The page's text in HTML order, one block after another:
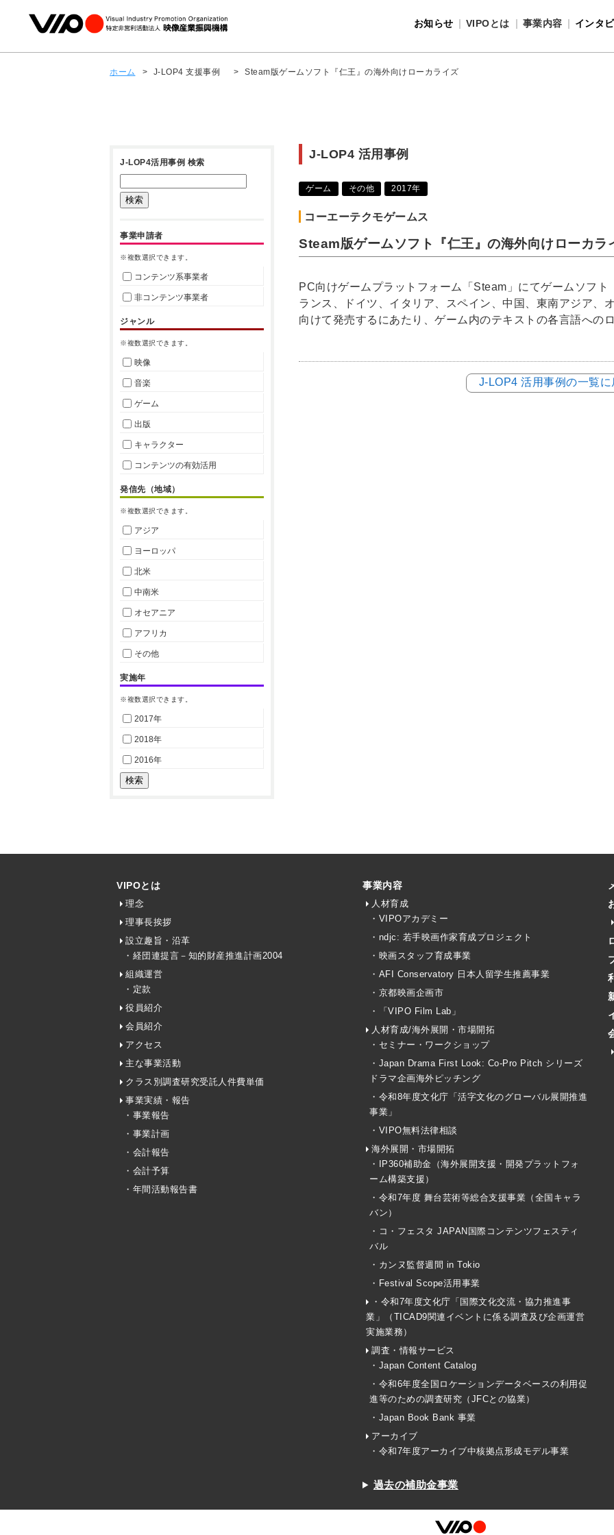
お知らせ VIPOとは
VIPOとは
事業内容
インタ
ホーム > J-LOP4 支援事例 > Steam版ゲームソフト『仁王』の海外向けローカライズ
J-LOP4 活用事例
ゲーム その他 2017年
コーエーテクモゲームス
Steam版ゲームソフト『仁王』の海外向けローカラ
PC向けゲームプラットフォーム「Steam」にてゲームソフ
ランス、ドイツ、イタリア、スペイン、中国、東南アジア、
向けて発売するにあたり、ゲーム内のテキストの各言語への
J-LOP4 活用事例の一覧に
J-LOP4活用事例 検索
事業申請者
※複数選択できます。
コンテンツ系事業者
非コンテンツ事業者
ジャンル
※複数選択できます。
映像
音楽
ゲーム
出版
キャラクター
コンテンツの有効活用
発信先（地域）
※複数選択できます。
アジア
ヨーロッパ
北米
中南米
オセアニア
アフリカ
その他
実施年
※複数選択できます。
2017年
2018年
2016年
VIPOとは
理念
理事長挨拶
設立趣旨・沿革
・経団連提言－知的財産推進計画2004
組織運営
・定款
役員紹介
会員紹介
アクセス
主な事業活動
クラス別調査研究受託人件費単価
事業実績・報告
・事業報告
・事業計画
・会計報告
・会計予算
・年間活動報告書
事業内容
人材育成
・VIPOアカデミー
・ndjc: 若手映画作家育成プロジェクト
・映画スタッフ育成事業
・AFI Conservatory 日本人留学生推薦事業
・京都映画企画市
・「VIPO Film Lab」
人材育成/海外展開・市場開拓
・セミナー・ワークショップ
・Japan Drama First Look: Co-Pro Pitch シリーズ
ドラマ企画海外ピッチング
・令和8年度文化庁「活字文化のグローバル展開推進
事業」
・VIPO無料法律相談
海外展開・市場開拓
・IP360補助金（海外展開支援・開発プラットフォ
ーム構築支援）
・令和7年度 舞台芸術等総合支援事業（全国キャラ
バン）
・コ・フェスタ JAPAN国際コンテンツフェスティ
バル
・カンヌ監督週間 in Tokio
・Festival Scope活用事業
・令和7年度文化庁「国際文化交流・協力推進事
業」（TICAD9関連イベントに係る調査及び企画運営
実施業務）
調査・情報サービス
・Japan Content Catalog
・令和6年度全国ロケーションデータベースの利用促
進等のための調査研究（JFCとの協業）
・Japan Book Bank 事業
アーカイブ
・令和7年度アーカイブ中核拠点形成モデル事業
過去の補助金事業